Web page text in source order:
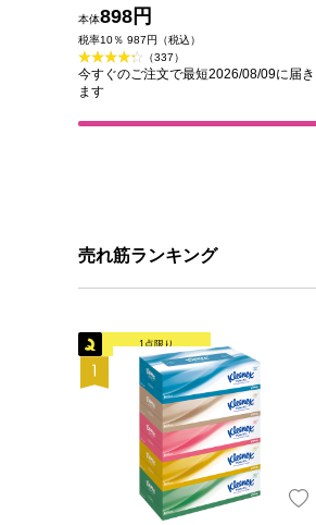
花王
本体898円
税率10％ 987円（税込）
（337）
今すぐのご注文で最短2026/08/09に届き
ます
売れ筋ランキング
1点限り